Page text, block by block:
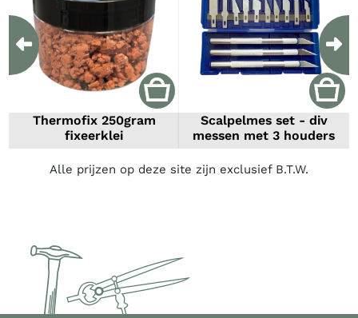
Thermofix 250gram
fixeerklei
Scalpelmes set - div
messen met 3 houders
Previous
Alle prijzen op deze site zijn exclusief B.T.W.